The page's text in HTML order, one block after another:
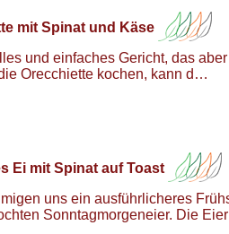
mit Spinat und Käse
und einfaches Gericht, das
Orecchiette kochen, kann d…
Ei mit Spinat auf Toast
uns ein ausführlicheres
Sonntagmorgeneier. Die